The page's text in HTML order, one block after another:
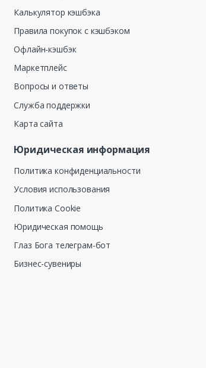
Калькулятор кэшбэка
Правила покупок с кэшбэком
Офлайн-кэшбэк
Маркетплейс
Вопросы и ответы
Служба поддержки
Карта сайта
Юридическая информация
Политика конфиденциальности
Условия использования
Политика Cookie
Юридическая помощь
Глаз Бога телеграм-бот
Бизнес-сувениры